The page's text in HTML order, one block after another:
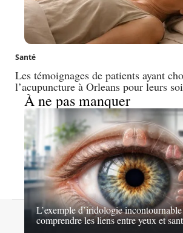
Santé
Les témoignages de patients ayant
l’acupuncture à Orleans pour leurs
À ne pas manquer
L’exemple d’iridologie
comprendre les liens entre yeux et
Contact Mentions légales